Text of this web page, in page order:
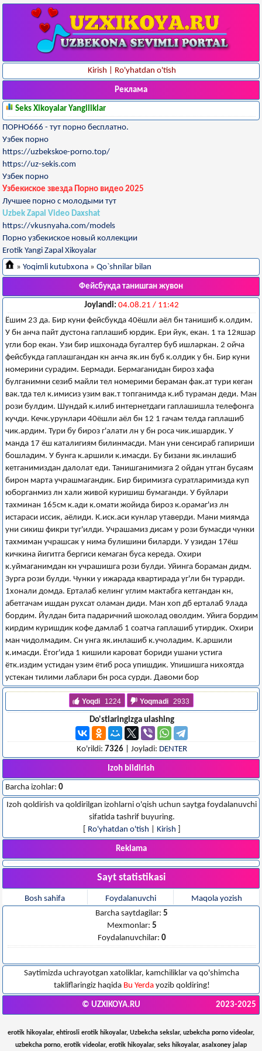
Kirish Ro'yhatdan o'tish
Реклама
Seks Xikoyalar Yangiliklar
ПОРНО666 - тут порно бесплатно.
Узбек порно
https://uzbekskoe-porno.top/
https://uz-sekis.com
Узбек порно
Узбекиское звезда Порно видео 2025
Лучшее порно с молодыми тут
Uzbek Zapal Video Daxshat
https://vkusnyaha.com/models
Порно узбекиское новый коллекции
Erotik Yangi Zapal Xikoyalar
» Yoqimli kutubxona » Qo`shnilar bilan
Фейсбукда танишган жувон
Joylandi: 04.08.21 / 11:42
Ёшим 23 да. Бир куни фейсбукда 40ёшли аёл бн танишиб к.олдим.
У бн анча пайт дустона гаплашиб юрдик. Ери йук, екан. 1 та 12яшар
угли бор екан. Узи бир ишхонада бугалтер буб ишларкан. 2 ойча
фейсбукда гаплашгандан кн анча як.ин буб к.олдик у бн. Бир куни
номерини сурадим. Бермади. Бермаганидан бироз хафа
булганимни сезиб майли тел номерими бераман фак.ат тури кеган
вак.тда тел к.имисиз узим вак.т топганимда к.иб тураман деди. Ман
рози булдим. Шундай к.илиб интернетдаги гаплашишла телефонга
кучди. Кечк.урунлари 40ёшли аёл бн 12 1 гачам телда гаплашиб
чик.ардим. Тури бу бироз г'алати лн у бн роса чик.ишардик. У
манда 17 ёш каталигиям билинмасди. Ман уни сенсираб гапириши
бошладим. У бунга к.аршили к.имасди. Бу бизани як.инлашиб
кетганимиздан далолат еди. Танишганимизга 2 ойдан утган бусаям
бирон марта учрашмагандик. Бир биримизга суратларимизда куп
юборганмиз лн хали живой куришиш бумаганди. У буйлари
тахминан 165см к.ади к.омати жойида бироз к.орамаг'из лн
истараси иссик, аёлиди. К.иск.аси кунлар утаверди. Мани миямда
уни сикиш фикри туг'илди. Учрашамиз дисам у рози бумасди чунки
тахмиман учрашсак у нима булишини биларди. У узидан 17ёш
кичкина йигитга бергиси кемаган буса кереда. Охири
к.уймаганимдан кн учрашишга рози булди. Уйинга бораман дидм.
Зурга рози булди. Чунки у ижарада квартирада уг'ли бн турарди.
1хонали домда. Ерталаб келинг углим мактабга кетгандан кн,
абетгачам ишдан рухсат оламан диди. Ман хоп дб ерталаб 9лада
бордим. Йулдан бита падаричний шоколад оволдим. Уйига бордим
кирдим куришдик кофе дамлаб 1 соатча гаплашиб утирдик. Охири
ман чидолмадим. Сн унга як.инлашиб к.учоладим. К.аршили
к.имасди. Ётог'ида 1 кишили кароват бориди ушани устига
ётк.издим устидан узим ётиб роса упишдик. Упишишга нихоятда
устекан тилими лаблари бн роса сурди. Давоми бор
Yoqdi 1224 Yoqmadi 2933
Do'stlaringizga ulashing
Ko'rildi: 7326| Joyladi: DENTER
Izoh bildirish
Barcha izohlar: 0
Izoh qoldirish va qoldirilgan izohlarni o'qish uchun saytga foydalanuvchi
sifatida tashrif buyuring.
Ro'yhatdan o'tish Kirish
Reklama
Sayt statistikasi
Bosh sahifa Foydalanuvchi
Maqola yozish
Barcha saytdagilar: 5
Mexmonlar: 5
Foydalanuvchilar: 0
Saytimizda uchrayotgan xatoliklar, kamchiliklar va qo'shimcha
takliflaringiz haqida Bu Yerda yozib qoldiring!
© UZXIKOYA.RU 2023-2025
erotik hikoyalar, ehtirosli erotik hikoyalar, Uzbekcha sekslar, uzbekcha porno videolar,
uzbekcha porno, erotik videolar, erotik hikoyalar, seks hikoyalar, asalxoney jalap